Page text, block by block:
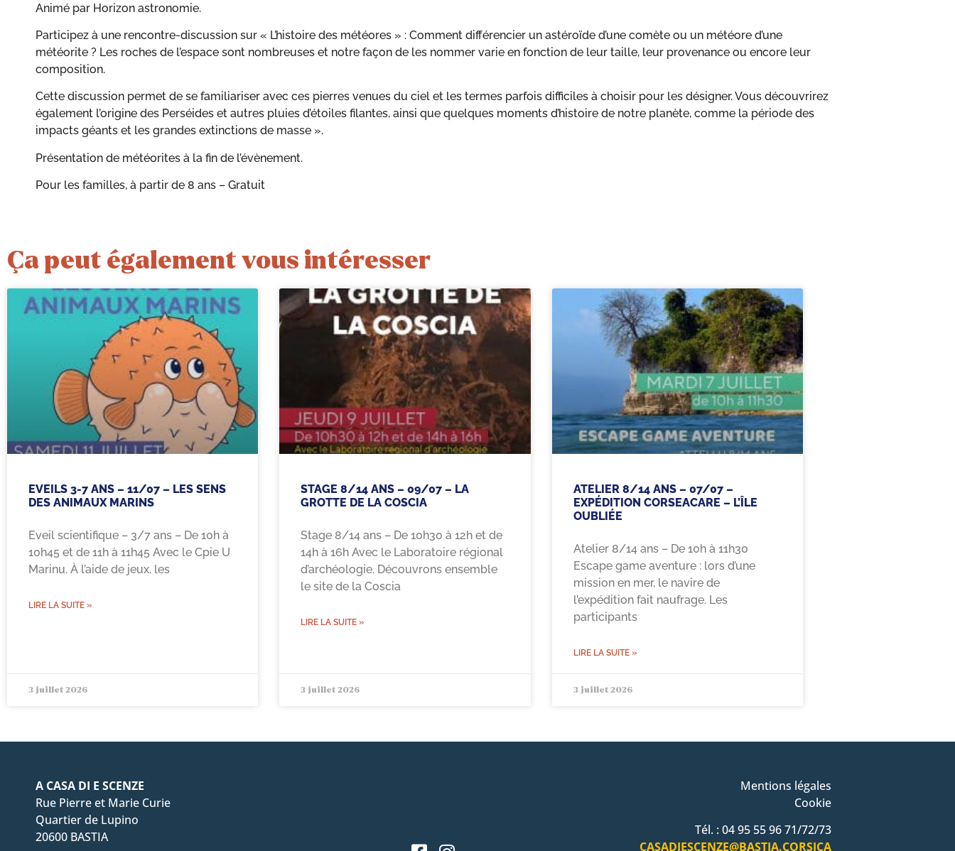
Animé par Horizon astronomie.
Participez à une rencontre-discussion sur « L’histoire des météores » : Comment différencier un astéroïde d’une comète ou un météore d’une
météorite ? Les roches de l’espace sont nombreuses et notre façon de les nommer varie en fonction de leur taille, leur provenance ou encore leur
composition.
Cette discussion permet de se familiariser avec ces pierres venues du ciel et les termes parfois difficiles à choisir pour les désigner. Vous découvrirez
également l’origine des Perséides et autres pluies d’étoiles filantes, ainsi que quelques moments d’histoire de notre planète, comme la période des
impacts géants et les grandes extinctions de masse ».
Présentation de météorites à la fin de l’évènement.
Pour les familles, à partir de 8 ans – Gratuit
Ça peut également vous intéresser
EVEILS 3-7 ANS – 11/07 – LES SENS
DES ANIMAUX MARINS
Eveil scientifique – 3/7 ans – De 10h à
10h45 et de 11h à 11h45 Avec le Cpie U
Marinu. À l’aide de jeux, les
LIRE LA SUITE »
3 juillet 2026
STAGE 8/14 ANS – 09/07 – LA
GROTTE DE LA COSCIA
Stage 8/14 ans – De 10h30 à 12h et de
14h à 16h Avec le Laboratoire régional
d’archéologie. Découvrons ensemble
le site de la Coscia
LIRE LA SUITE »
3 juillet 2026
ATELIER 8/14 ANS – 07/07 –
EXPÉDITION CORSEACARE – L’ÎLE
OUBLIÉE
Atelier 8/14 ans – De 10h à 11h30
Escape game aventure : lors d’une
mission en mer, le navire de
l’expédition fait naufrage. Les
participants
LIRE LA SUITE »
3 juillet 2026
A CASA DI E SCENZE
Rue Pierre et Marie Curie
Quartier de Lupino
20600 BASTIA
Mentions légales
Cookie
Tél. : 04 95 55 96 71/72/73
CASADIESCENZE@BASTIA.CORSICA